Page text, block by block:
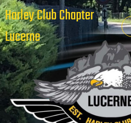
Harley Club Chapter
Lucerne